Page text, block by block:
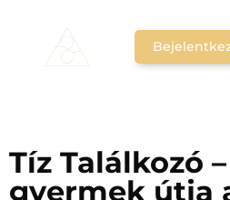
Tíz Találkozó
gyermek útja